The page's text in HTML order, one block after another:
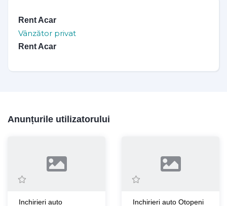
Rent Acar
Vânzător privat
Rent Acar
Anunțurile utilizatorului
Inchirieri auto Inchirieri auto Otopeni